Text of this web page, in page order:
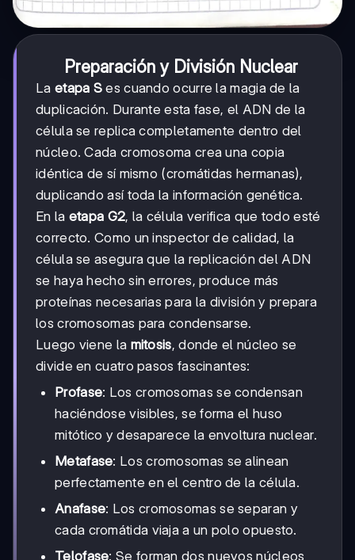
Preparación y División Nuclear
La etapa S es cuando ocurre la magia de la
duplicación. Durante esta fase, el ADN de la
célula se replica completamente dentro del
núcleo. Cada cromosoma crea una copia
idéntica de sí mismo (cromátidas hermanas),
duplicando así toda la información genética.
En la etapa G2, la célula verifica que todo esté
correcto. Como un inspector de calidad, la
célula se asegura que la replicación del ADN
se haya hecho sin errores, produce más
proteínas necesarias para la división y prepara
los cromosomas para condensarse.
Luego viene la mitosis, donde el núcleo se
divide en cuatro pasos fascinantes:
Profase: Los cromosomas se condensan
haciéndose visibles, se forma el huso
mitótico y desaparece la envoltura nuclear.
Metafase: Los cromosomas se alinean
perfectamente en el centro de la célula.
Anafase: Los cromosomas se separan y
cada cromátida viaja a un polo opuesto.
Telofase: Se forman dos nuevos núcleos